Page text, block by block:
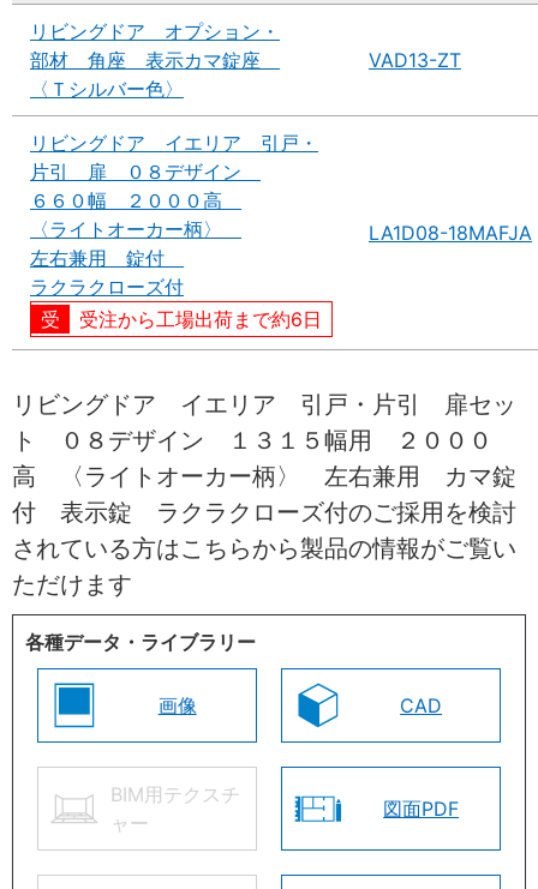
リビングドア オプション・
部材 角座 表示カマ錠座
〈Ｔシルバー色〉
VAD13-ZT
リビングドア イエリア 引戸・
片引 扉 ０８デザイン
６６０幅 ２０００高
〈ライトオーカー柄〉
左右兼用 錠付
ラクラクローズ付
受注から工場出荷まで約6日
LA1D08-18MAFJA
リビングドア イエリア 引戸・片引 扉セッ
ト ０８デザイン １３１５幅用 ２０００
高 〈ライトオーカー柄〉 左右兼用 カマ錠
付 表示錠 ラクラクローズ付のご採用を検討
されている方はこちらから製品の情報がご覧い
ただけます
各種データ・ライブラリー
画像 CAD
BIM用テクスチ
ャー
図面PDF